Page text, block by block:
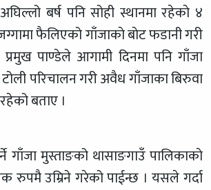
बर्ष पनि सोही स्थानमा रहेकाे ४
फैलिएको गाँजाकाे बाेट फडानी गरी
प्रमुख पाण्डेले आगामी दिनमा पनि गाँजा
टोली परिचालन गरी अवैध गाँजाका बिरुवा
बताए ।
गाँजा मुस्ताङको थासाङगाउँ पालिकाकाे
रुपमै उम्रिने गरेको पाईन्छ । यसले गर्दा